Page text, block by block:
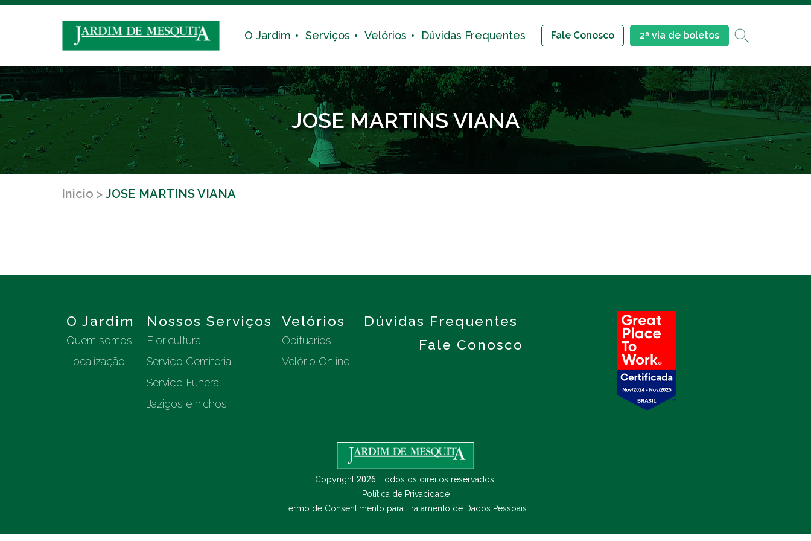
O Jardim Serviços Velórios Dúvidas Frequentes Fale Conosco 2ª via de boletos
JOSE MARTINS VIANA
Inicio JOSE MARTINS VIANA
O Jardim
Quem somos
Localização
Nossos Serviços
Floricultura
Serviço Cemiterial
Serviço Funeral
Jazigos e nichos
Velórios
Obituários
Velório Online
Dúvidas Frequentes
Fale Conosco
Copyright 2026 . Todos os direitos reservados.
Política de Privacidade
Termo de Consentimento para Tratamento de Dados Pessoais